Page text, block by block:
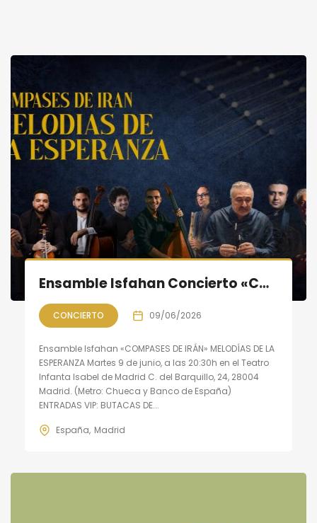
Ensamble Isfahan Concierto «COMPASES DE IRÁN»: Melodías de la Esperanza
CONCIERTO 09/06/2026
Ensamble Isfahan «COMPASES DE IRÁN» MELODÍAS DE LA
ESPERANZA Martes 9 de junio, a las 20:30h en el Teatro
Infanta Isabel de Madrid C. del Barquillo, 24, 28004
Madrid. (Metro: Chueca y Banco de España)
ENTRADAS VIP: BUTACAS DE...
España Madrid